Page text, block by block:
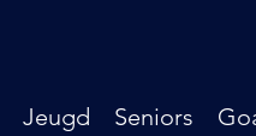
Jeugd Seniors